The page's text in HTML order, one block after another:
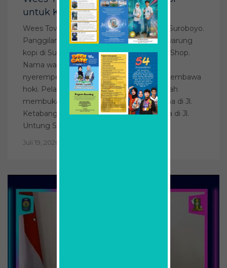
untuk Kaum Milenial
Wees Tove. Nama yang aneh untuk arek Suroboyo.
Panggilannya Mas Owe. Dia pengusaha warung
kopi di Surabaya. Namanya Jokopi Coffee Shop.
Nama warung kopinya yang nyerempet-
nyerempet nama presiden itu ternyata membawa
hoki. Pelanggannya mengalir. Kini dia sudah
membuka tiga coffee shop. Kedai pertama di Jl.
Ketabang Kali 51 A. Kemudian kedai kedua di Jl.
Untung Suropati 85, dan kedai […]
Juli 19, 2020